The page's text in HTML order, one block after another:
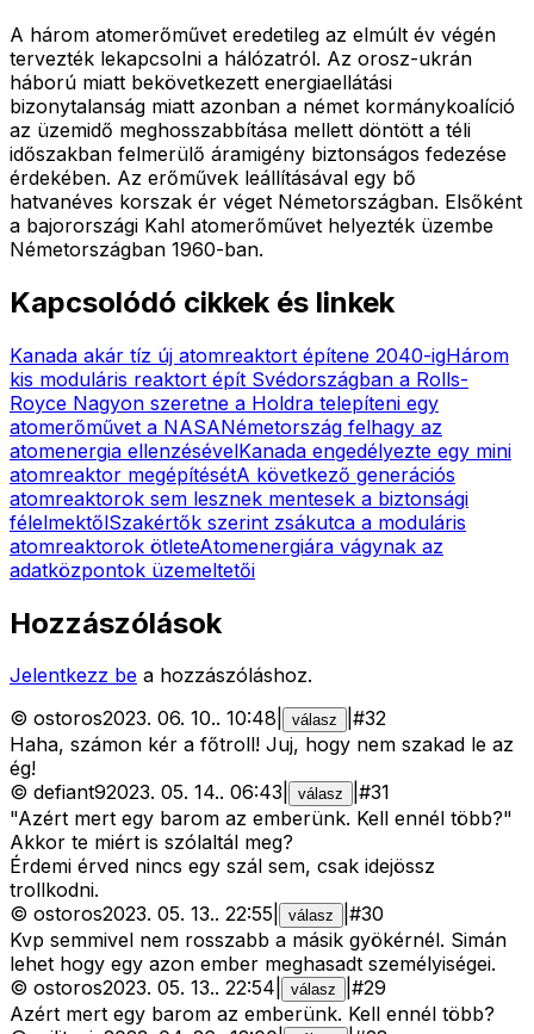
A három atomerőművet eredetileg az elmúlt év végén
tervezték lekapcsolni a hálózatról. Az orosz-ukrán
háború miatt bekövetkezett energiaellátási
bizonytalanság miatt azonban a német kormánykoalíció
az üzemidő meghosszabbítása mellett döntött a téli
időszakban felmerülő áramigény biztonságos fedezése
érdekében. Az erőművek leállításával egy bő
hatvanéves korszak ér véget Németországban. Elsőként
a bajorországi Kahl atomerőművet helyezték üzembe
Németországban 1960-ban.
Kapcsolódó cikkek és linkek
Kanada akár tíz új atomreaktort építene 2040-igHárom
kis moduláris reaktort épít Svédországban a Rolls-
Royce Nagyon szeretne a Holdra telepíteni egy
atomerőművet a NASANémetország felhagy az
atomenergia ellenzésévelKanada engedélyezte egy mini
atomreaktor megépítésétA következő generációs
atomreaktorok sem lesznek mentesek a biztonsági
félelmektőlSzakértők szerint zsákutca a moduláris
atomreaktorok ötleteAtomenergiára vágynak az
adatközpontok üzemeltetői
Hozzászólások
Jelentkezz be a hozzászóláshoz.
© ostoros2023. 06. 10.. 10:48 válasz #32
Haha, számon kér a főtroll! Juj, hogy nem szakad le az
ég!
© defiant92023. 05. 14.. 06:43 válasz #31
"Azért mert egy barom az emberünk. Kell ennél több?"
Akkor te miért is szólaltál meg?
Érdemi érved nincs egy szál sem, csak idejössz
trollkodni.
© ostoros2023. 05. 13.. 22:55 válasz #30
Kvp semmivel nem rosszabb a másik gyökérnél. Simán
lehet hogy egy azon ember meghasadt személyiségei.
© ostoros2023. 05. 13.. 22:54 válasz #29
Azért mert egy barom az emberünk. Kell ennél több?